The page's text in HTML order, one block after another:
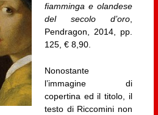
fiamminga e olandese
del secolo d’oro
Pendragon, 2014, pp.
125, € 8,90.
Nonostante
l’immagine di
copertina ed il titolo, il
testo di Riccomini non